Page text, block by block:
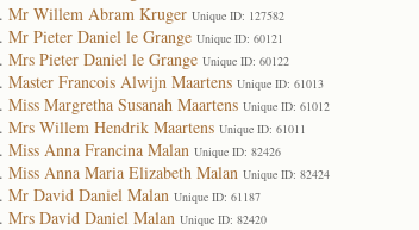
Mr Willem Abram Kruger Unique ID: 127582
Mr Pieter Daniel le Grange Unique ID: 60121
Mrs Pieter Daniel le Grange Unique ID: 60122
Master Francois Alwijn Maartens Unique ID: 61013
Miss Margretha Susanah Maartens Unique ID: 61012
Mrs Willem Hendrik Maartens Unique ID: 61011
Miss Anna Francina Malan Unique ID: 82426
Miss Anna Maria Elizabeth Malan Unique ID: 82424
Mr David Daniel Malan Unique ID: 61187
Mrs David Daniel Malan Unique ID: 82420